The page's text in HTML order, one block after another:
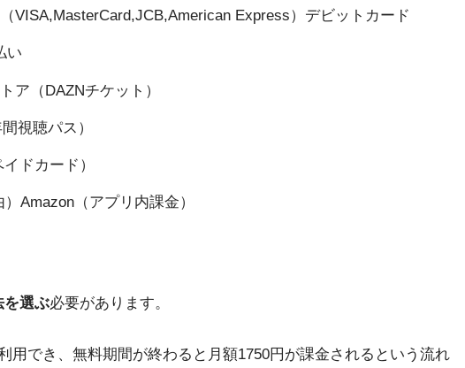
VISA,MasterCard,JCB,American Express）デビットカード
い
ア（DAZNチケット）
視聴パス）
ドカード）
Amazon（アプリ内課金）
を選ぶ必要があります。
用でき、無料期間が終わると月額1750円が課金されるという流れ